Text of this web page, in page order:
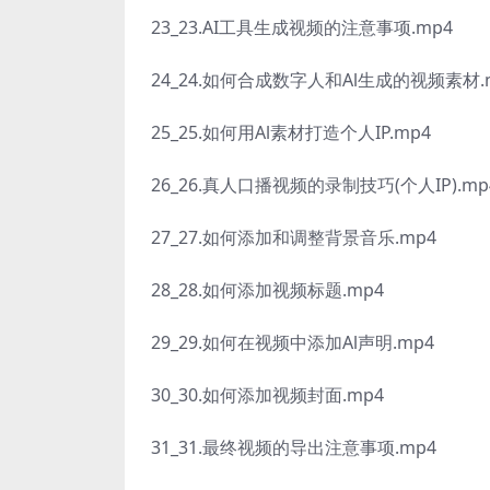
23_23.AI工具生成视频的注意事项.mp4
24_24.如何合成数字人和Al生成的视频素材
25_25.如何用Al素材打造个人IP.mp4
26_26.真人口播视频的录制技巧(个人
27_27.如何添加和调整背景音乐.mp4
28_28.如何添加视频标题.mp4
29_29.如何在视频中添加Al声明.mp4
30_30.如何添加视频封面.mp4
31_31.最终视频的导出注意事项.mp4